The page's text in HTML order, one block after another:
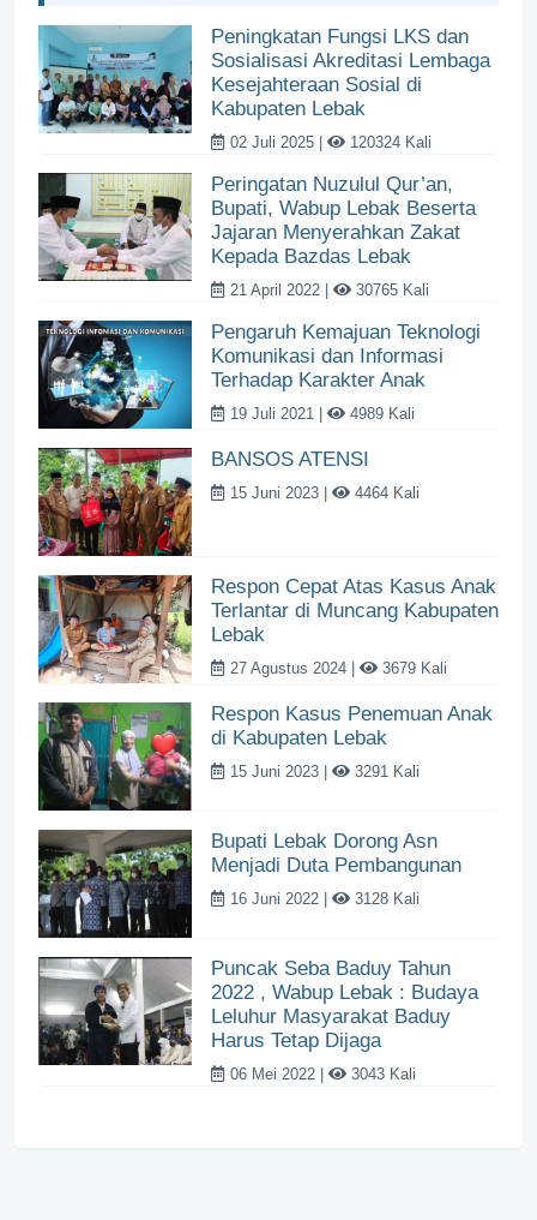
Peningkatan Fungsi LKS dan
Sosialisasi Akreditasi Lembaga
Kesejahteraan Sosial di
Kabupaten Lebak
02 Juli 2025 | 120324 Kali
Peringatan Nuzulul Qur’an,
Bupati, Wabup Lebak Beserta
Jajaran Menyerahkan Zakat
Kepada Bazdas Lebak
21 April 2022 | 30765 Kali
Pengaruh Kemajuan Teknologi
Komunikasi dan Informasi
Terhadap Karakter Anak
19 Juli 2021 | 4989 Kali
BANSOS ATENSI
15 Juni 2023 | 4464 Kali
Respon Cepat Atas Kasus Anak
Terlantar di Muncang Kabupaten
Lebak
27 Agustus 2024 | 3679 Kali
Respon Kasus Penemuan Anak
di Kabupaten Lebak
15 Juni 2023 | 3291 Kali
Bupati Lebak Dorong Asn
Menjadi Duta Pembangunan
16 Juni 2022 | 3128 Kali
Puncak Seba Baduy Tahun
2022 , Wabup Lebak : Budaya
Leluhur Masyarakat Baduy
Harus Tetap Dijaga
06 Mei 2022 | 3043 Kali